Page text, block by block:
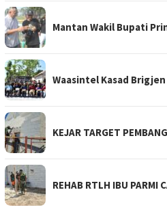
Mantan Wakil Bupati
Waasintel Kasad
KEJAR TARGET
REHAB RTLH IBU PARMI